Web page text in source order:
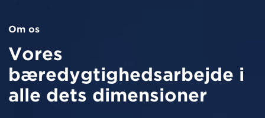
Om os
Vores
bæredygtighedsarbejde i
alle dets dimensioner